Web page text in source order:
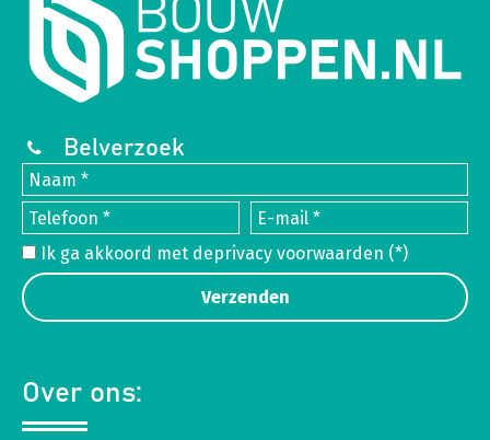
Belverzoek
Ik ga akkoord met deprivacy voorwaarden (*)
Over ons: